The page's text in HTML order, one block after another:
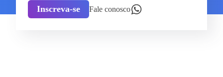
Inscreva-se Fale conosco